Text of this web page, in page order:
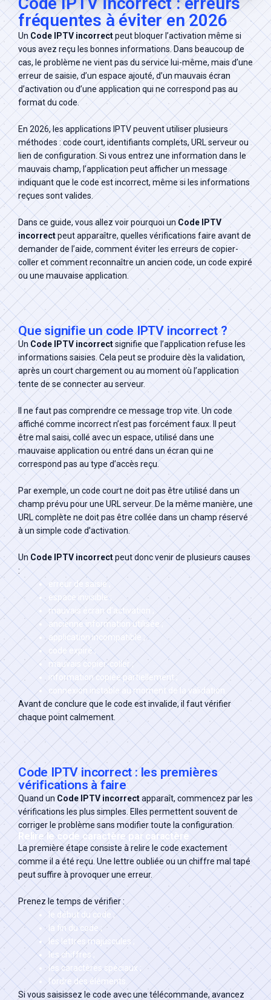
Liste des Chaines
S'abonner maintenant
fréquentes à éviter en 2026
Un Code IPTV incorrectpeut bloquer l’activation même si
vous avez reçu les bonnes informations. Dans beaucoup de
cas, le problème ne vient pas du service lui-même, mais d’une
erreur de saisie, d’un espace ajouté, d’un mauvais écran
d’activation ou d’une application qui ne correspond pas au
format du code.
En 2026, les applications IPTV peuvent utiliser plusieurs
méthodes : code court, identifiants complets, URL serveur ou
lien de configuration. Si vous entrez une information dans le
mauvais champ, l’application peut afficher un message
indiquant que le code est incorrect, même si les informations
reçues sont valides.
Dans ce guide, vous allez voir pourquoi unCode IPTV
incorrectpeut apparaître, quelles vérifications faire avant de
demander de l’aide, comment éviter les erreurs de copier-
coller et comment reconnaître un ancien code, un code expiré
ou une mauvaise application.
Que signifie un code IPTV incorrect ?
Un Code IPTV incorrectsignifie que l’application refuse les
informations saisies. Cela peut se produire dès la validation,
après un court chargement ou au moment où l’application
tente de se connecter au serveur.
Il ne faut pas comprendre ce message trop vite. Un code
affiché comme incorrect n’est pas forcément faux. Il peut
être mal saisi, collé avec un espace, utilisé dans une
mauvaise application ou entré dans un écran qui ne
correspond pas au type d’accès reçu.
Par exemple, un code court ne doit pas être utilisé dans un
champ prévu pour une URL serveur. De la même manière, une
URL complète ne doit pas être collée dans un champ réservé
à un simple code d’activation.
Un Code IPTV incorrectpeut donc venir de plusieurs causes
:
erreur de saisie ;
espace invisible ;
mauvais écran d’activation ;
ancienne information utilisée ;
application incompatible ;
code expiré ;
mauvais copier-coller ;
information copiée partiellement ;
connexion instable au moment de la validation.
Avant de conclure que le code est invalide, il faut vérifier
chaque point calmement.
Code IPTV incorrect : les premières
vérifications à faire
Quand un Code IPTV incorrectapparaît, commencez par les
vérifications les plus simples. Elles permettent souvent de
corriger le problème sans modifier toute la configuration.
Relire le code caractère par caractère
La première étape consiste à relire le code exactement
comme il a été reçu. Une lettre oubliée ou un chiffre mal tapé
peut suffire à provoquer une erreur.
Prenez le temps de vérifier :
le début du code ;
la fin du code ;
les lettres majuscules ;
les chiffres ;
les caractères spéciaux ;
l’ordre des éléments.
Si vous saisissez le code avec une télécommande, avancez